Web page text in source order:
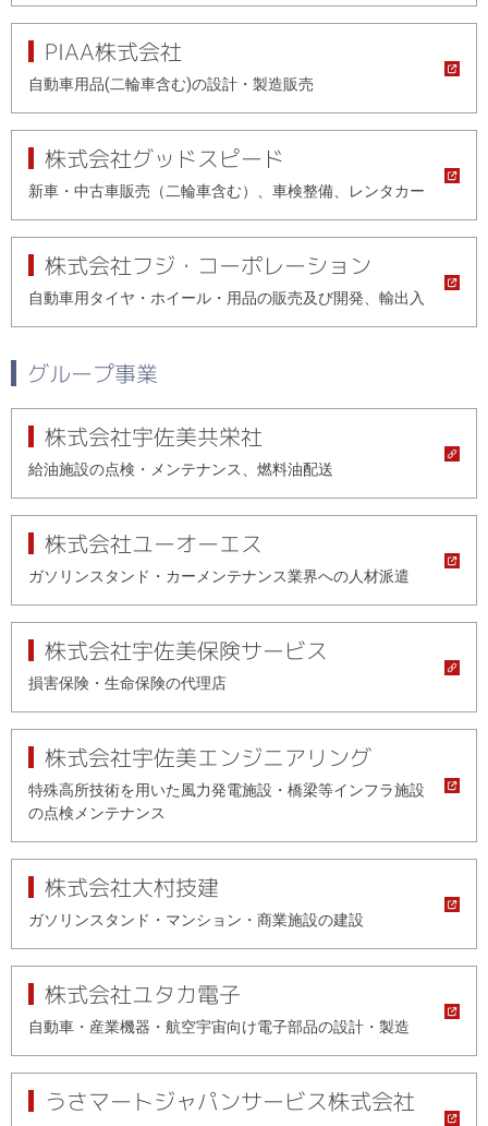
PIAA株式会社
自動車用品(二輪車含む)の設計・製造販売
株式会社グッドスピード
新車・中古車販売（二輪車含む）、車検整備、レンタカー
株式会社フジ・コーポレーション
自動車用タイヤ・ホイール・用品の販売及び開発、輸出入
グループ事業
株式会社宇佐美共栄社
給油施設の点検・メンテナンス、燃料油配送
株式会社ユーオーエス
ガソリンスタンド・カーメンテナンス業界への人材派遣
株式会社宇佐美保険サービス
損害保険・生命保険の代理店
株式会社宇佐美エンジニアリング
特殊高所技術を用いた風力発電施設・橋梁等インフラ施設
の点検メンテナンス
株式会社大村技建
ガソリンスタンド・マンション・商業施設の建設
株式会社ユタカ電子
自動車・産業機器・航空宇宙向け電子部品の設計・製造
うさマートジャパンサービス株式会社